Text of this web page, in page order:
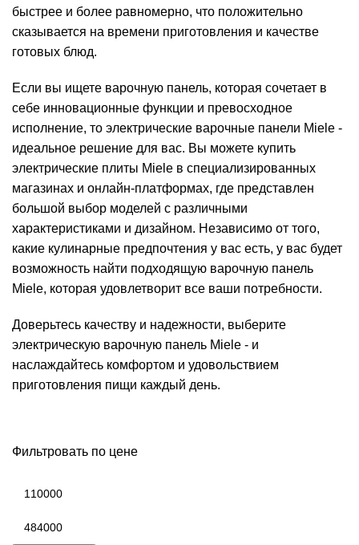
Фильтровать по цене
быстрее и более равномерно, что положительно
сказывается на времени приготовления и качестве
готовых блюд.
Если вы ищете варочную панель, которая сочетает в
себе инновационные функции и превосходное
исполнение, то электрические варочные панели Miele -
идеальное решение для вас. Вы можете купить
электрические плиты Miele в специализированных
магазинах и онлайн-платформах, где представлен
большой выбор моделей с различными
характеристиками и дизайном. Независимо от того,
какие кулинарные предпочтения у вас есть, у вас будет
возможность найти подходящую варочную панель
Miele, которая удовлетворит все ваши потребности.
Доверьтесь качеству и надежности, выберите
электрическую варочную панель Miele - и
наслаждайтесь комфортом и удовольствием
приготовления пищи каждый день.